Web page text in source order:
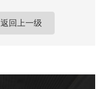
返回上一级